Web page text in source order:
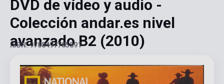
DVD de vídeo y audio -
Colección andar.es nivel
avanzado B2 (2010)
ISBN: 9788497785891